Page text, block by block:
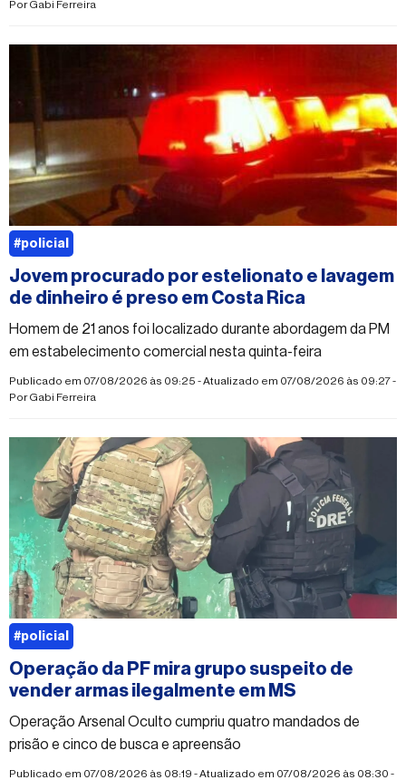
PorGabi Ferreira
Jovem procurado por estelionato e lavagem
de dinheiro é preso em Costa Rica
Homem de 21 anos foi localizado durante abordagem da PM
em estabelecimento comercial nesta quinta-feira
Publicado em 07/08/2026 às 09:25 - Atualizado em 07/08/2026 às 09:27 -
PorGabi Ferreira
#policial
Operação da PF mira grupo suspeito de
vender armas ilegalmente em MS
Operação Arsenal Oculto cumpriu quatro mandados de
prisão e cinco de busca e apreensão
Publicado em 07/08/2026 às 08:19 - Atualizado em 07/08/2026 às 08:30 -
#policial